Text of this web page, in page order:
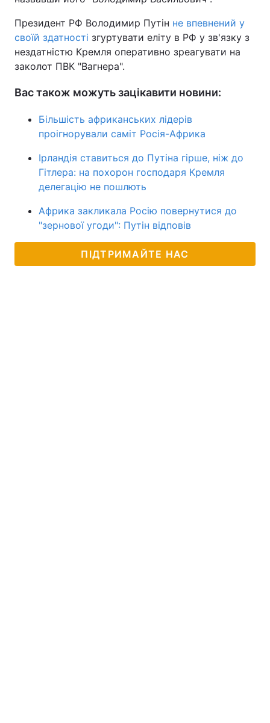
Президент РФ Володимир Путін не впевнений у
своїй здатності згуртувати еліту в РФ у зв'язку з
нездатністю Кремля оперативно зреагувати на
заколот ПВК "Вагнера".
Вас також можуть зацікавити новини:
Більшість африканських лідерів
проігнорували саміт Росія-Африка
Ірландія ставиться до Путіна гірше, ніж до
Гітлера: на похорон господаря Кремля
делегацію не пошлють
Африка закликала Росію повернутися до
"зернової угоди": Путін відповів
ПІДТРИМАЙТЕ НАС